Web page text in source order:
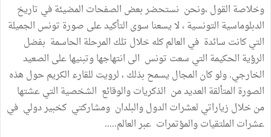
وخلاصة القول ،ونحن نستحضر بعض الصفحات المضيئة في تاريخ
الدبلوماسية التونسية ، لا يسعنا سوى التأكيد على صورة تونس الجميلة
التي كانت سائدة في العالم كله خلال تلك المرحلة الحاسمة بفضل
الرؤية الحكيمة التي سعت تونس الى انتهاجها وتبنيها على الصعيد
الخارجي. ولو كان المجال يسمح بذلك ، لرويت للقارء الكريم حول هذه
الصورة المتألقة العديد من الذكريات والوقائع الشخصية التي عشتها
من خلال زياراتي لعشرات الدول والبلدان ومشاركتي كخبير دولي في
عشرات الملتقيات والمؤتمرات عبر العالم.....